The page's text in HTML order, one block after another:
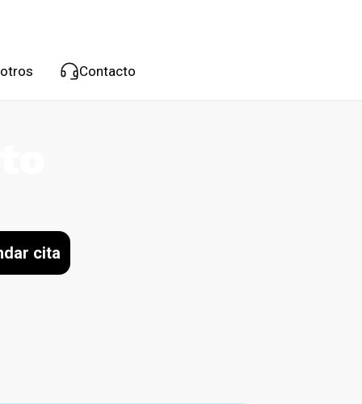
Contacto
cita